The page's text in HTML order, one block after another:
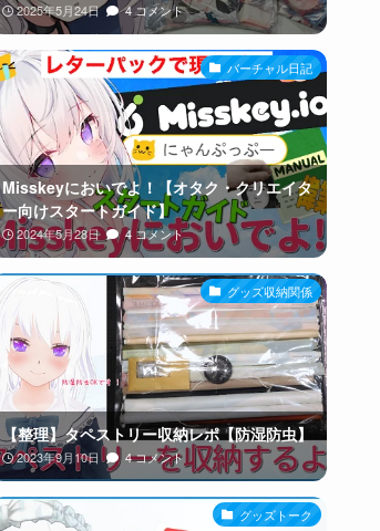
2025年5月24日 4 コメント
バーチャル日記
Misskeyにおいでよ！【オタク・クリエイタ
ー向けスタートガイド】
2024年5月28日 4 コメント
グッズ収納関係
【整理】タペストリー収納レポ【防湿防虫】
2023年9月10日 4 コメント
グッズトーク